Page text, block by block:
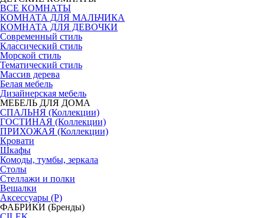
ВСЕ КОМНАТЫ
КОМНАТА ДЛЯ МАЛЬЧИКА
КОМНАТА ДЛЯ ДЕВОЧКИ
Современный стиль
Классический стиль
Морской стиль
Тематический стиль
Массив дерева
Белая мебель
Дизайнерская мебель
МЕБЕЛЬ ДЛЯ ДОМА
СПАЛЬНЯ (Коллекции)
ГОСТИНАЯ (Коллекции)
ПРИХОЖАЯ (Коллекции)
Кровати
Шкафы
Комоды, тумбы, зеркала
Столы
Стеллажи и полки
Вешалки
Аксессуары (Р)
ФАБРИКИ (Бренды)